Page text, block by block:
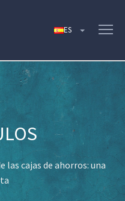
las cajas de ahorros: una